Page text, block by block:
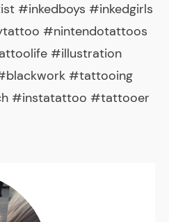
#inkedboys #inkedgirls
#nintendotattoos
#illustration
#tattooing
#instatattoo #tattooer